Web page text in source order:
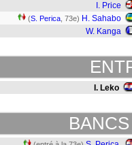
I. Price
(S. Perica , 73e) H. Sahabo
W. Kanga
I. Leko